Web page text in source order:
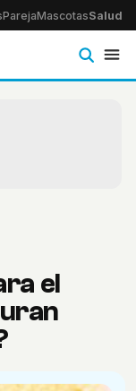
ParejaMascotasSalud
el